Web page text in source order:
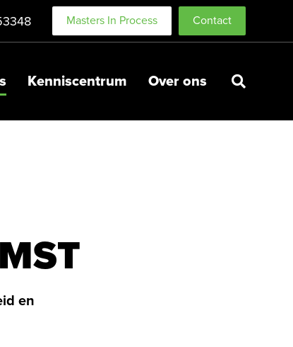
Masters In Process Contact
Kenniscentrum Over ons
en